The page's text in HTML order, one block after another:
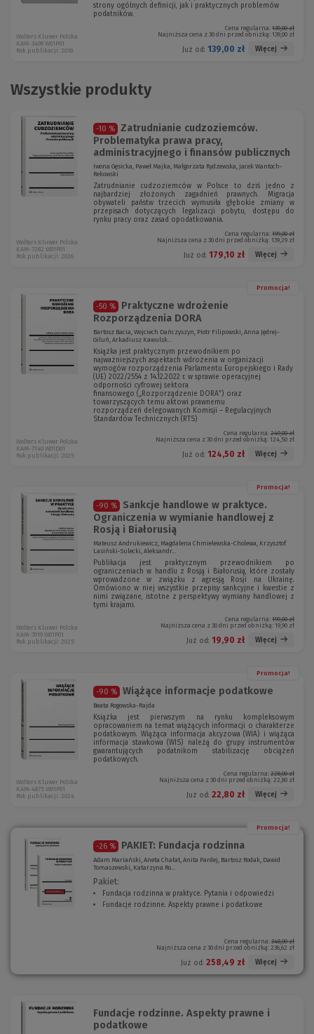
strony ogólnych definicji, jak i praktycznych problemów
podatników.
Cena regularna: 139,00 zł
Najniższa cena z 30 dni przed obniżką: 139,00 zł
Już od: 139,00 zł Więcej
Wolters Kluwer Polska
KAM-3498 W01P01
Rok publikacji: 2018
Wszystkie produkty
-10 %
Zatrudnianie cudzoziemców.
Problematyka prawa pracy,
administracyjnego i finansów publicznych
Iwona Gęsicka, Paweł Majka, Małgorzata Rydzewska, Jacek Wantoch-
Rekowski
Zatrudnianie cudzoziemców w Polsce to dziś jedno z
najbardziej złożonych zagadnień prawnych. Migracja
obywateli państw trzecich wymusiła głębokie zmiany w
przepisach dotyczących legalizacji pobytu, dostępu do
rynku pracy oraz zasad opodatkowania.
Cena regularna: 199,00 zł
Najniższa cena z 30 dni przed obniżką: 139,29 zł
Już od: 179,10 zł Więcej
Wolters Kluwer Polska
KAM-7282 W01P01
Rok publikacji: 2026
Promocja!
-50 %
Praktyczne wdrożenie
Rozporządzenia DORA
Bartosz Bacia, Wojciech Dańczyszyn, Piotr Filipowski, Anna Jędrej-
Giluń, Arkadiusz Kawulsk...
Książka jest praktycznym przewodnikiem po
najważniejszych aspektach wdrożenia w organizacji
wymogów rozporządzenia Parlamentu Europejskiego i Rady
(UE) 2022/2554 z 14.12.2022 r. w sprawie operacyjnej
odporności cyfrowej sektora
finansowego („Rozporządzenie DORA”) oraz
towarzyszących temu aktowi prawnemu
rozporządzeń delegowanych Komisji – Regulacyjnych
Standardów Technicznych (RTS)
Cena regularna: 249,00 zł
Najniższa cena z 30 dni przed obniżką: 124,50 zł
Już od: 124,50 zł Więcej
Wolters Kluwer Polska
KAM-7140 W01D01
Rok publikacji: 2025
Promocja!
-90 %
Sankcje handlowe w praktyce.
Ograniczenia w wymianie handlowej z
Rosją i Białorusią
Mateusz Andrukiewicz, Magdalena Chmielewska-Cholewa, Krzysztof
Lasiński-Sulecki, Aleksandr...
Publikacja jest praktycznym przewodnikiem po
ograniczeniach w handlu z Rosją i Białorusią, które zostały
wprowadzone w związku z agresją Rosji na Ukrainę.
Omówiono w niej wszystkie przepisy sankcyjne i kwestie z
nimi związane, istotne z perspektywy wymiany handlowej z
tymi krajami.
Cena regularna: 199,00 zł
Najniższa cena z 30 dni przed obniżką: 19,90 zł
Już od: 19,90 zł Więcej
Wolters Kluwer Polska
KAM-7019 W01P01
Rok publikacji: 2025
Promocja!
-90 % Wiążące informacje podatkowe
Beata Rogowska-Rajda
Książka jest pierwszym na rynku kompleksowym
opracowaniem na temat wiążących informacji o charakterze
podatkowym. Wiążąca informacja akcyzowa (WIA) i wiążąca
informacja stawkowa (WIS) należą do grupy instrumentów
gwarantujących podatnikom stabilizację obciążeń
podatkowych.
Cena regularna: 228,00 zł
Najniższa cena z 30 dni przed obniżką: 22,80 zł
Już od: 22,80 zł Więcej
Wolters Kluwer Polska
KAM-4875 W01P01
Rok publikacji: 2024
Promocja!
-26 % PAKIET: Fundacja rodzinna
Adam Mariański, Aneta Chałat, Anita Pardej, Bartosz Rodak, Dawid
Tomaszewski, Katarzyna Ro...
Pakiet:
Fundacja rodzinna w praktyce. Pytania i odpowiedzi
e
o
k
Fundacje rodzinne. Aspekty prawne i podatkowe
w
e
o
Cena regularna: 348,00 zł
Najniższa cena z 30 dni przed obniżką: 236,62 zł
Już od: 258,49 zł Więcej
Fundacje rodzinne. Aspekty prawne i
podatkowe